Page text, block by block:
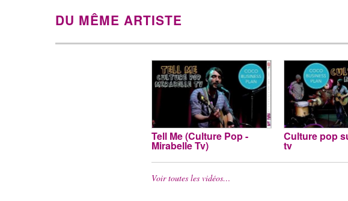
DU MÊME ARTISTE
Tell Me (Culture Pop -
Mirabelle Tv)
Culture pop
tv
Voir toutes les vidéos…